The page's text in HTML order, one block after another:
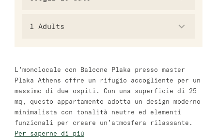
master Mirabell
Tel Aviv
Mazeh Tel Aviv
Bat Yam
1 Adults
L’monolocale con Balcone Plaka presso master
Plaka Athens offre un rifugio accogliente per un
massimo di due ospiti. Con una superficie di 25
mq, questo appartamento adotta un design moderno
minimalista con tonalità neutre ed elementi
funzionali per creare un’atmosfera rilassante.
Per saperne di più